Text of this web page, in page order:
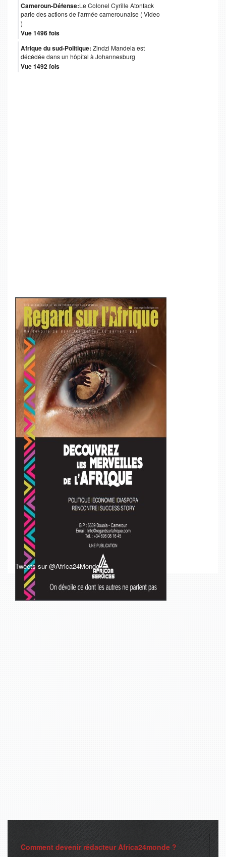
Cameroun-Défense:Le Colonel Cyrille Atonfack
parle des actions de l'armée camerounaise ( Video
)
Vue 1496 fois
Afrique du sud-Politique: Zindzi Mandela est
décédée dans un hôpital à Johannesburg
Vue 1492 fois
Tweets sur @Africa24Monde
Comment devenir rédacteur Africa24monde ?